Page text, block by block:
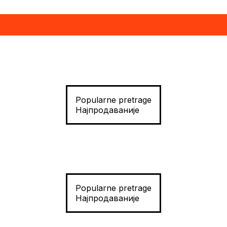
Popularne pretrage
Најпродаваније
Popularne pretrage
Најпродаваније